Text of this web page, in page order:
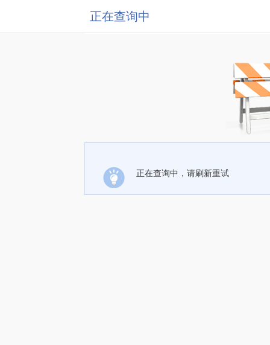
正在查询中
正在查询中，请刷新重试